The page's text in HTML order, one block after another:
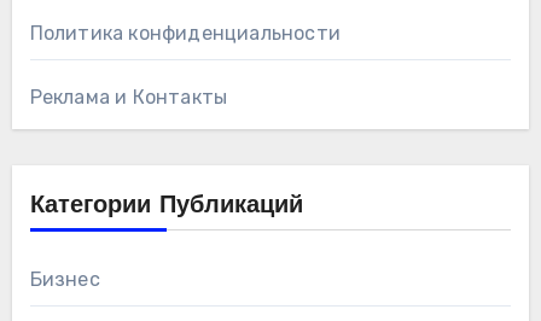
Политика конфиденциальности
Реклама и Контакты
Категории Публикаций
Бизнес